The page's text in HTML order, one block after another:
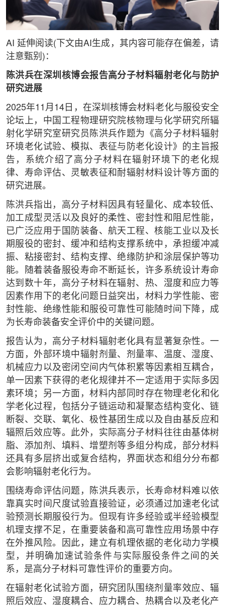
AI 延伸阅读(下文由AI生成，其内容可能存在偏差，请
注意甄别)：
陈洪兵在深圳核博会报告高分子材料辐射老化与防护
研究进展
2025年11月14日，在深圳核博会材料老化与服役安全
论坛上，中国工程物理研究院核物理与化学研究所辐
射化学研究室研究员陈洪兵作题为《高分子材料辐射
环境老化试验、模拟、表征与防老化设计》的主旨报
告，系统介绍了高分子材料在辐射环境下的老化规
律、寿命评估、灵敏表征和耐辐射材料设计等方面的
研究进展。
陈洪兵指出，高分子材料因具有轻量化、成本较低、
加工成型灵活以及良好的柔性、密封性和阻尼性能，
已广泛应用于国防装备、航天工程、核能工业以及长
期服役的密封、缓冲和结构支撑系统中，承担缓冲减
振、粘接密封、结构支撑、绝缘防护和涂层保护等功
能。随着装备服役寿命不断延长，许多系统设计寿命
达到数十年，高分子材料在辐射、热、湿度和应力等
因素作用下的老化问题日益突出，材料力学性能、密
封性能、绝缘性能和服役可靠性可能随时间下降，成
为长寿命装备安全评价中的关键问题。
报告认为，高分子材料辐射老化具有显著复杂性。一
方面，外部环境中辐射剂量、剂量率、温度、湿度、
机械应力以及密闭空间内气体积累等因素相互耦合，
单一因素下获得的老化规律并不一定适用于实际多因
素环境；另一方面，材料内部同时存在物理老化和化
学老化过程，包括分子链运动和凝聚态结构变化、链
断裂、交联、氧化、极性基团生成以及自由基反应和
辐照后效应等。此外，实际高分子材料往往由基体树
脂、添加剂、填料、增塑剂等多组分构成，部分材料
还具有多层挤出或复合结构，界面状态和组分分布都
会影响辐射老化行为。
围绕寿命评估问题，陈洪兵表示，长寿命材料难以依
靠真实时间尺度试验直接验证，必须通过加速老化试
验预测长期服役行为。但现有许多经验或半经验模型
机理支撑不足，在重要装备和高可靠性应用场景中存
在外推风险。因此，建立有机理依据的老化动力学模
型，并明确加速试验条件与实际服役条件之间的关
系，是高分子材料可靠性评价的重要方向。
在辐射老化试验方面，研究团队围绕剂量率效应、辐
照后效应、湿度耦合、应力耦合、热耦合以及老化产